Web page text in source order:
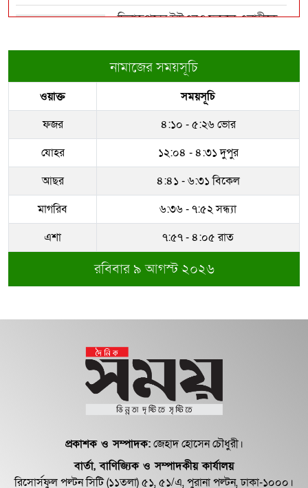
হাসিনা ইস্যুতে বাংলাদেশ-ভারত সম্পর্কে
টানাপোড়েন কি...
বলিউডে ডেঙ্গুর হানা, অসুস্থ অভিনেত্রীরা
দিনাজপুরের ইউএনও ফজলে এলাহীকে
রাজউকের ইমারত পরিদর্শক বাপ্পিকে
জোন-৮ এ বদলী
ধরাকে সরা জ্ঞান করেন উমেদার রানা
সম্পদের পাহাড় গড়েছেন নকল নবিশ
আতাউর রহমান
অবশেষে বরখাস্ত রাজউকের শফিউল্লাহ
১৮ জুলাই সব মোবাইল গ্রাহকরা পাবেন
১ জিবি ফ্রি ইন্টারনেট
শেরে বাংলা বালিকা মহাবিদ্যালয়ে ‘নিয়ম
নামাজের সময়সূচি
ওয়াক্ত
সময়সূচি
ফজর
৪:১০ - ৫:২৬ ভোর
যোহর
১২:০৪ - ৪:৩১ দুপুর
আছর
৪:৪১ - ৬:৩১ বিকেল
মাগরিব
৬:৩৬ - ৭:৫২ সন্ধ্যা
এশা
৭:৫৭ - ৪:০৫ রাত
রবিবার ৯ আগস্ট ২০২৬
প্রকাশক ও সম্পাদক:জেহাদ হোসেন চৌধুরী।
বার্তা, বাণিজ্যিক ও সম্পাদকীয় কার্যালয়
রিসোর্সফুল পল্টন সিটি (১১তলা) ৫১, ৫১/এ, পুরানা পল্টন, ঢাকা-১০০০।